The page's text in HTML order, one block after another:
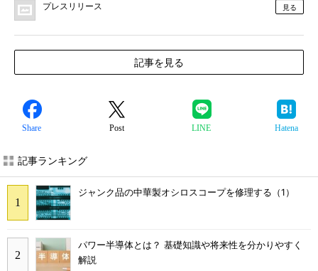
プレスリリース 見る
記事を見る
Share Post LINE Hatena
記事ランキング
ジャンク品の中華製オシロスコープを修理する（1）
パワー半導体とは？ 基礎知識や将来性を分かりやすく
解説